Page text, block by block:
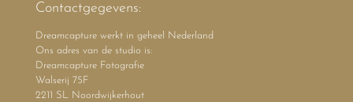
Contactgegevens:
Dreamcapture werkt in geheel Nederland
Ons adres van de studio is:
Dreamcapture Fotografie
Walserij 75F
2211 SL Noordwijkerhout